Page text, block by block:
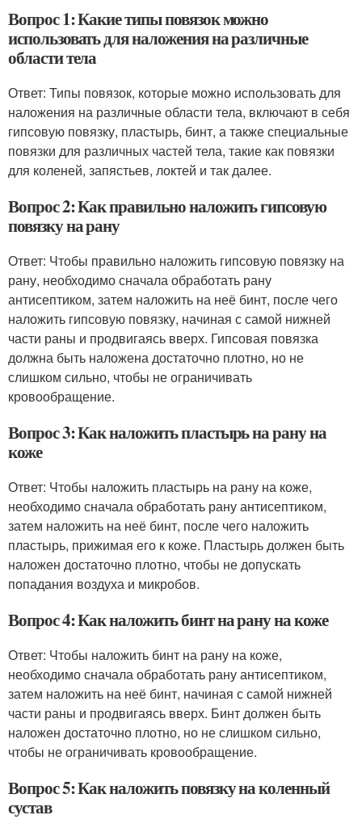
Вопрос 1: Какие типы повязок можно
использовать для наложения на различные
области тела
Ответ: Типы повязок, которые можно использовать для
наложения на различные области тела, включают в себя
гипсовую повязку, пластырь, бинт, а также специальные
повязки для различных частей тела, такие как повязки
для коленей, запястьев, локтей и так далее.
Вопрос 2: Как правильно наложить гипсовую
повязку на рану
Ответ: Чтобы правильно наложить гипсовую повязку на
рану, необходимо сначала обработать рану
антисептиком, затем наложить на неё бинт, после чего
наложить гипсовую повязку, начиная с самой нижней
части раны и продвигаясь вверх. Гипсовая повязка
должна быть наложена достаточно плотно, но не
слишком сильно, чтобы не ограничивать
кровообращение.
Вопрос 3: Как наложить пластырь на рану на
коже
Ответ: Чтобы наложить пластырь на рану на коже,
необходимо сначала обработать рану антисептиком,
затем наложить на неё бинт, после чего наложить
пластырь, прижимая его к коже. Пластырь должен быть
наложен достаточно плотно, чтобы не допускать
попадания воздуха и микробов.
Вопрос 4: Как наложить бинт на рану на коже
Ответ: Чтобы наложить бинт на рану на коже,
необходимо сначала обработать рану антисептиком,
затем наложить на неё бинт, начиная с самой нижней
части раны и продвигаясь вверх. Бинт должен быть
наложен достаточно плотно, но не слишком сильно,
чтобы не ограничивать кровообращение.
Вопрос 5: Как наложить повязку на коленный
сустав